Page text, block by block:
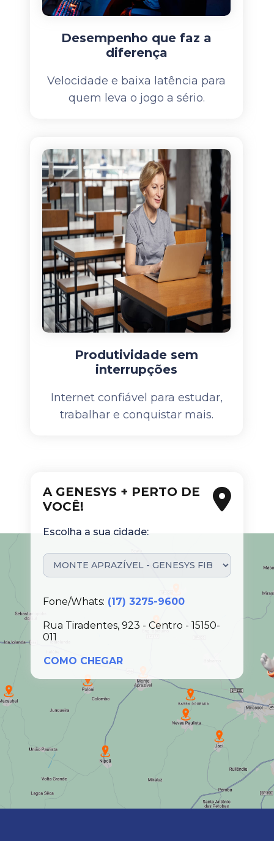
Desempenho que faz a
diferença
Velocidade e baixa latência para
quem leva o jogo a sério.
Produtividade sem
interrupções
Internet confiável para estudar,
trabalhar e conquistar mais.
A GENESYS + PERTO DE
VOCÊ!
Escolha a sua cidade:
Fone/Whats: (17) 3275-9600
Rua Tiradentes, 923 - Centro - 15150-
011
COMO CHEGAR